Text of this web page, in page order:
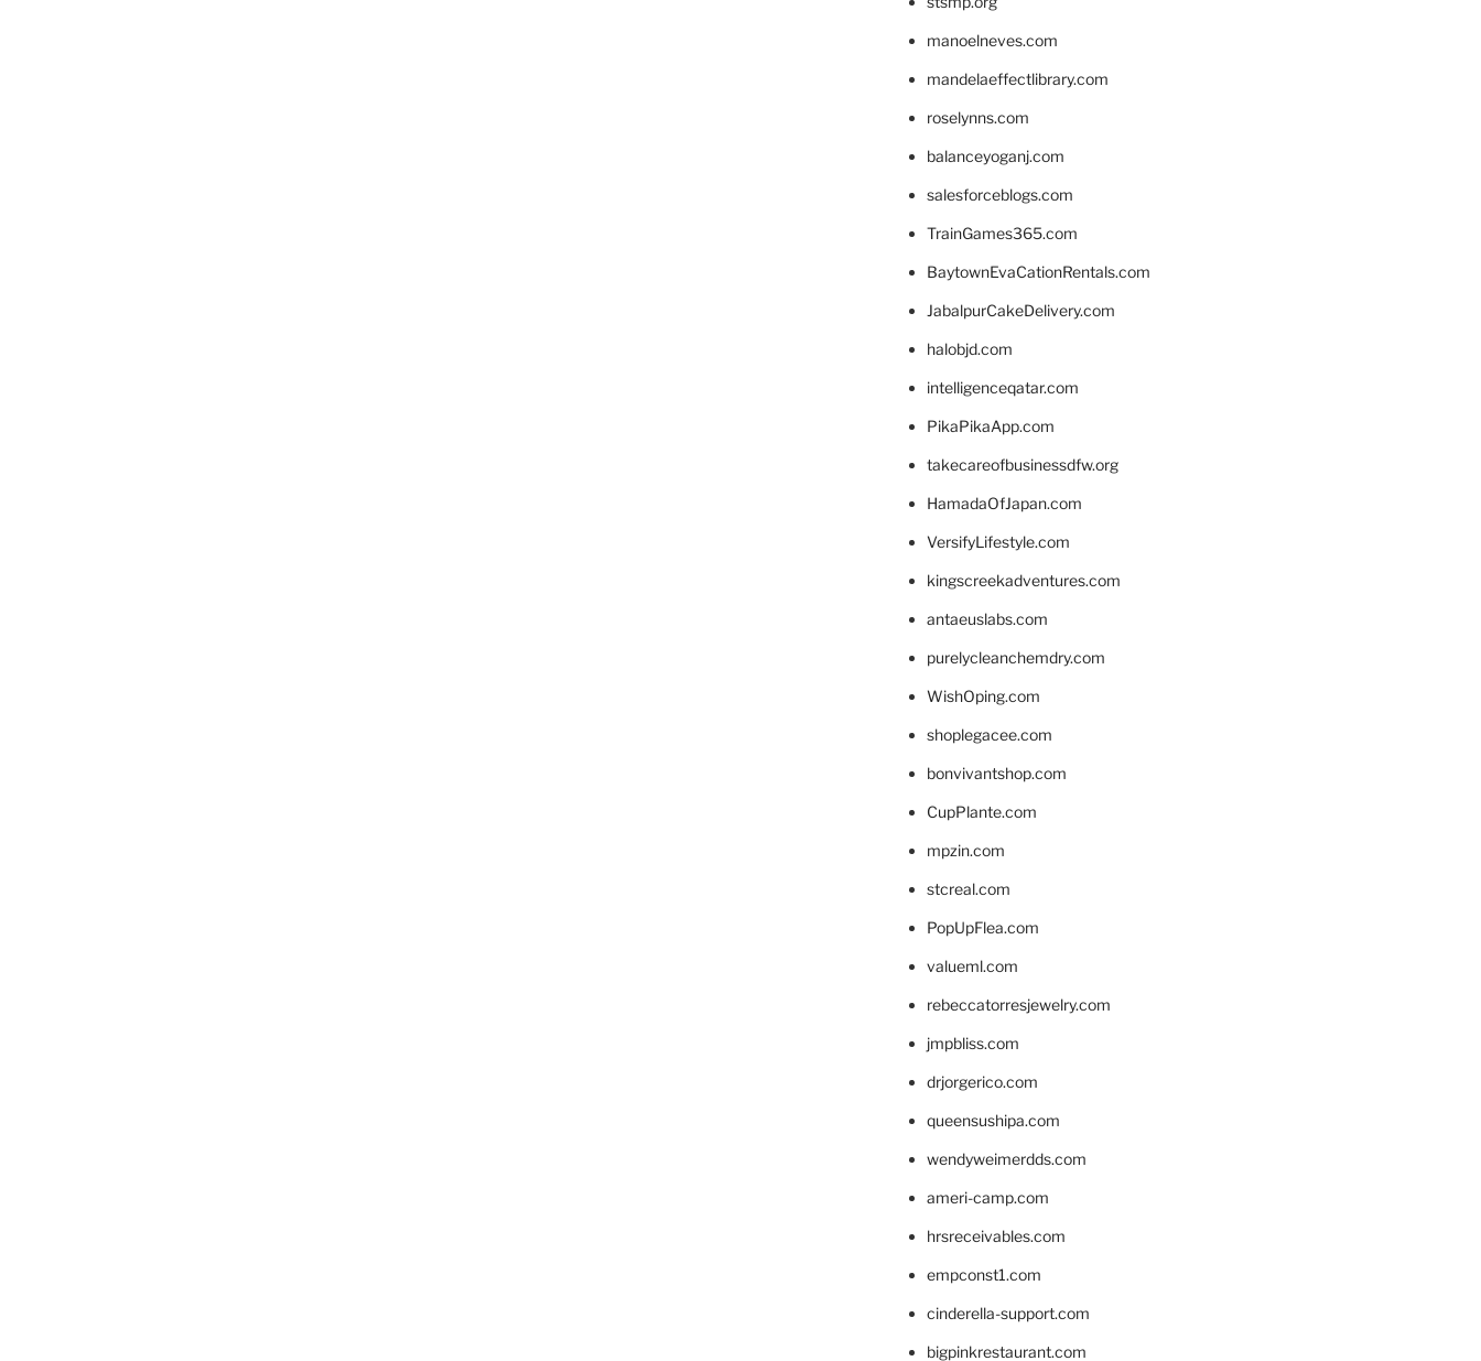
manoelneves.com
mandelaeffectlibrary.com
roselynns.com
balanceyoganj.com
salesforceblogs.com
TrainGames365.com
BaytownEvaCationRentals.com
JabalpurCakeDelivery.com
halobjd.com
intelligenceqatar.com
PikaPikaApp.com
takecareofbusinessdfw.org
HamadaOfJapan.com
VersifyLifestyle.com
kingscreekadventures.com
antaeuslabs.com
purelycleanchemdry.com
WishOping.com
shoplegacee.com
bonvivantshop.com
CupPlante.com
mpzin.com
stcreal.com
PopUpFlea.com
valueml.com
rebeccatorresjewelry.com
jmpbliss.com
drjorgerico.com
queensushipa.com
wendyweimerdds.com
ameri-camp.com
hrsreceivables.com
empconst1.com
cinderella-support.com
bigpinkrestaurant.com